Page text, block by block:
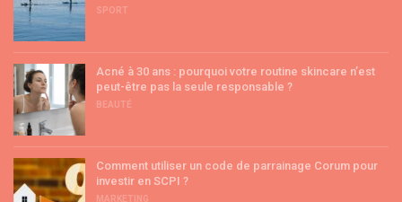
SPORT
Acné à 30 ans : pourquoi votre routine skincare n’est
peut-être pas la seule responsable ?
BEAUTÉ
Comment utiliser un code de parrainage Corum pour
investir en SCPI ?
MARKETING